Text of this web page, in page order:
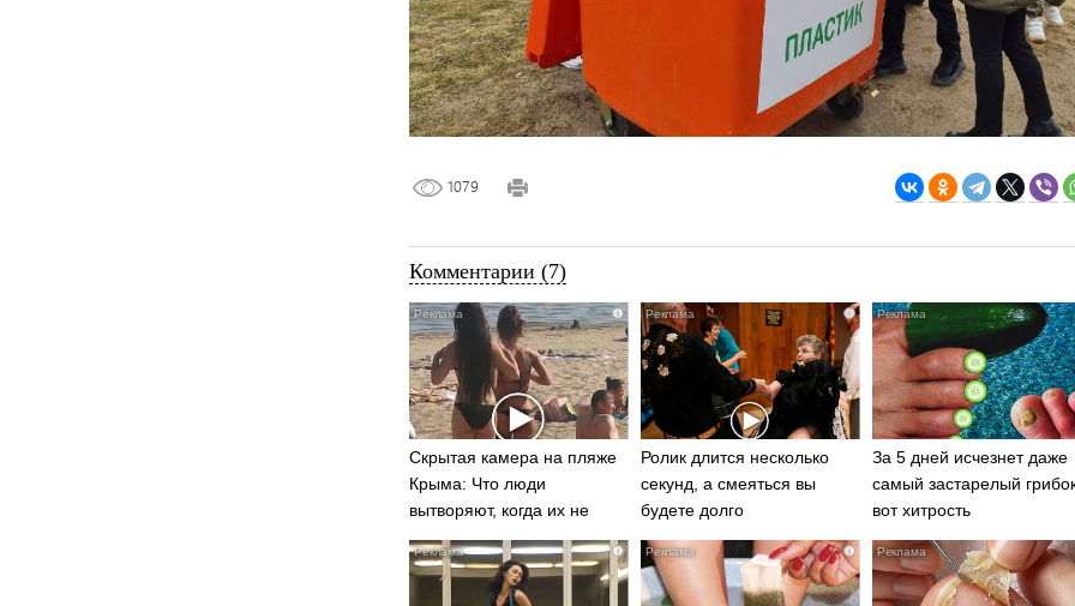
1079
Комментарии (7)
i
Скрытая камера на пляже
Крыма: Что люди
вытворяют, когда их не
видят...
i
Ролик длится несколько
секунд, а смеяться вы
будете долго
За 5 дней исчезнет даже
самый застарелый
вот хитрость
i i